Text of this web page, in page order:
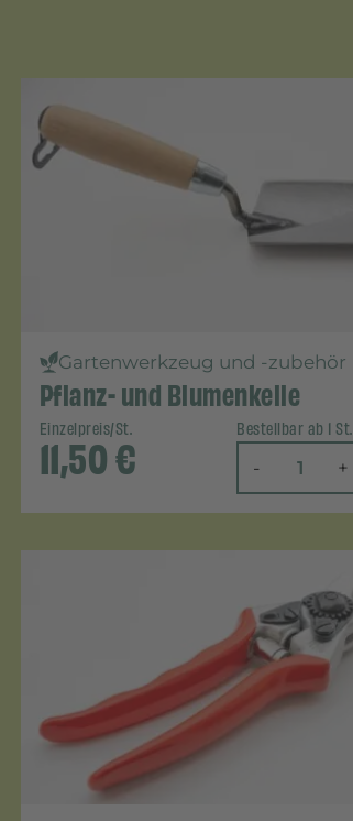
Gartenwerkzeug und -zubehör
Pflanz- und Blumenkelle
Einzelpreis/St.
11,50€
Bestellbar ab 1 St.
- +